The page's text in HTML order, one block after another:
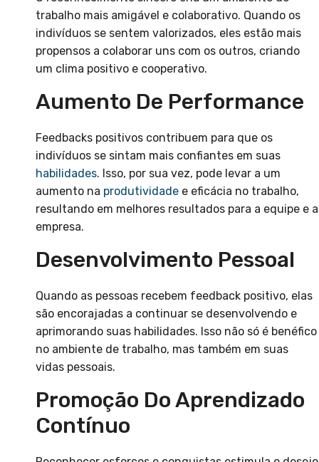
trabalho mais amigável e colaborativo. Quando os
indivíduos se sentem valorizados, eles estão mais
propensos a colaborar uns com os outros, criando
um clima positivo e cooperativo.
Aumento De Performance
Feedbacks positivos contribuem para que os
indivíduos se sintam mais confiantes em suas
habilidades. Isso, por sua vez, pode levar a um
aumento na produtividade e eficácia no trabalho,
resultando em melhores resultados para a equipe e a
empresa.
Desenvolvimento Pessoal
Quando as pessoas recebem feedback positivo, elas
são encorajadas a continuar se desenvolvendo e
aprimorando suas habilidades. Isso não só é benéfico
no ambiente de trabalho, mas também em suas
vidas pessoais.
Promoção Do Aprendizado
Contínuo